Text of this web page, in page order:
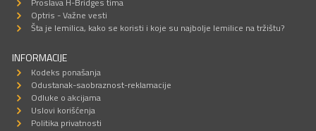
Optris - Važne vesti
Šta je lemilica, kako se koristi i koje su najbolje lemilice na tržištu?
INFORMACIJE
Kodeks ponašanja
Odustanak-saobraznost-reklamacije
Odluke o akcijama
Uslovi korišćenja
Politika privatnosti